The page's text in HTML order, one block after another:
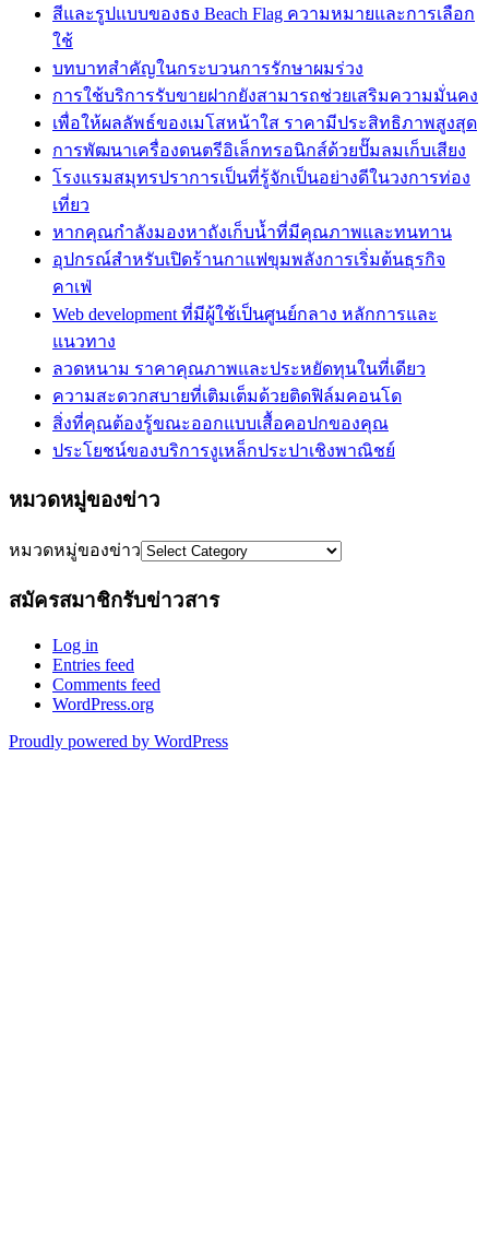
สีและรูปแบบของธง Beach Flag ความหมายและการเลือก
ใช้
บทบาทสำคัญในกระบวนการรักษาผมร่วง
การใช้บริการรับขายฝากยังสามารถช่วยเสริมความมั่นคง
เพื่อให้ผลลัพธ์ของเมโสหน้าใส ราคามีประสิทธิภาพสูงสุด
การพัฒนาเครื่องดนตรีอิเล็กทรอนิกส์ด้วยปั๊มลมเก็บเสียง
โรงแรมสมุทรปราการเป็นที่รู้จักเป็นอย่างดีในวงการท่อง
เที่ยว
หากคุณกำลังมองหาถังเก็บน้ำที่มีคุณภาพและทนทาน
อุปกรณ์สำหรับเปิดร้านกาแฟขุมพลังการเริ่มต้นธุรกิจ
คาเฟ่
Web development ที่มีผู้ใช้เป็นศูนย์กลาง หลักการและ
แนวทาง
ลวดหนาม ราคาคุณภาพและประหยัดทุนในที่เดียว
ความสะดวกสบายที่เติมเต็มด้วยติดฟิล์มคอนโด
สิ่งที่คุณต้องรู้ขณะออกแบบเสื้อคอปกของคุณ
ประโยชน์ของบริการงูเหล็กประปาเชิงพาณิชย์
หมวดหมู่ของข่าว
หมวดหมู่ของข่าว
สมัครสมาชิกรับข่าวสาร
Log in
Entries feed
Comments feed
WordPress.org
Proudly powered by WordPress